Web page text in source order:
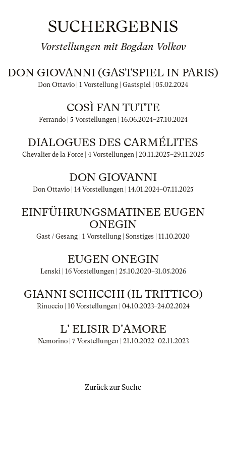
SUCHERGEBNIS
Vorstellungen mit Bogdan Volkov
DON GIOVANNI (GASTSPIEL IN PARIS)
Don Ottavio | 1 Vorstellung | Gastspiel | 05.02.2024
COSÌ FAN TUTTE
Ferrando | 5 Vorstellungen | 16.06.2024–27.10.2024
DIALOGUES DES CARMÉLITES
Chevalier de la Force | 4 Vorstellungen | 20.11.2025–29.11.2025
DON GIOVANNI
Don Ottavio | 14 Vorstellungen | 14.01.2024–07.11.2025
EINFÜHRUNGSMATINEE EUGEN
ONEGIN
Gast / Gesang | 1 Vorstellung | Sonstiges | 11.10.2020
EUGEN ONEGIN
Lenski | 16 Vorstellungen | 25.10.2020–31.05.2026
GIANNI SCHICCHI (IL TRITTICO)
Rinuccio | 10 Vorstellungen | 04.10.2023–24.02.2024
L' ELISIR D'AMORE
Nemorino | 7 Vorstellungen | 21.10.2022–02.11.2023
Zurück zur Suche